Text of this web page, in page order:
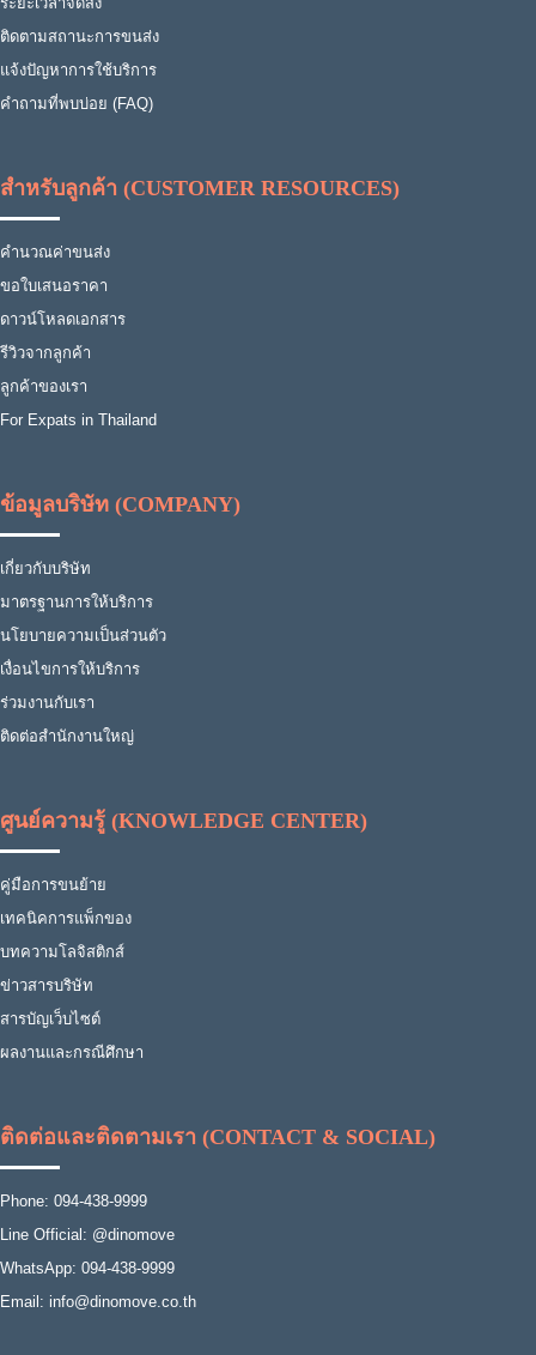
ติดตามสถานะการขนส่ง
แจ้งปัญหาการใช้บริการ
คำถามที่พบบ่อย (FAQ)
สำหรับลูกค้า (CUSTOMER RESOURCES)
คำนวณค่าขนส่ง
ขอใบเสนอราคา
ดาวน์โหลดเอกสาร
รีวิวจากลูกค้า
ลูกค้าของเรา
For Expats in Thailand
ข้อมูลบริษัท (COMPANY)
เกี่ยวกับบริษัท
มาตรฐานการให้บริการ
นโยบายความเป็นส่วนตัว
เงื่อนไขการให้บริการ
ร่วมงานกับเรา
ติดต่อสำนักงานใหญ่
ศูนย์ความรู้ (KNOWLEDGE CENTER)
คู่มือการขนย้าย
เทคนิคการแพ็กของ
บทความโลจิสติกส์
ข่าวสารบริษัท
สารบัญเว็บไซต์
ผลงานและกรณีศึกษา
ติดต่อและติดตามเรา (CONTACT & SOCIAL)
Phone: 094-438-9999
Line Official: @dinomove
WhatsApp: 094-438-9999
Email: info@dinomove.co.th